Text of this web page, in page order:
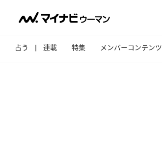
占う 連載 特集 メンバーコンテンツ